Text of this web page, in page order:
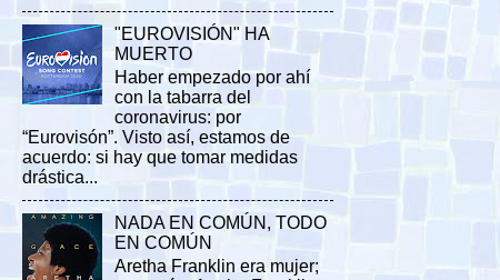
"EUROVISIÓN" HA
MUERTO
Haber empezado por ahí
con la tabarra del
coronavirus: por
“Eurovisón”. Visto así, estamos de
acuerdo: si hay que tomar medidas
drástica...
NADA EN COMÚN, TODO
EN COMÚN
Aretha Franklin era mujer;